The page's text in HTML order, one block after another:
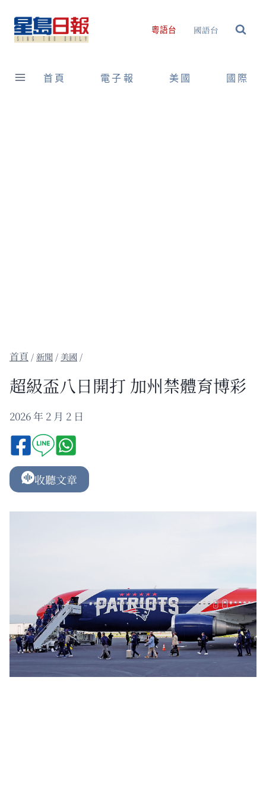
content
粵語台 國語台
首頁 電子報 美國 國際
/新聞 / 美國 /
超級盃八日開打 加州禁體育博彩
2026 年 2 月 2 日
收聽文章